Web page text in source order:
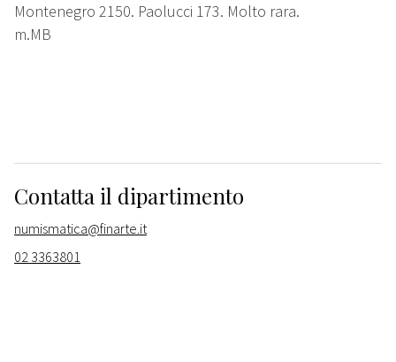
Montenegro 2150. Paolucci 173. Molto rara.
m.MB
Contatta il dipartimento
numismatica@finarte.it
02 3363801